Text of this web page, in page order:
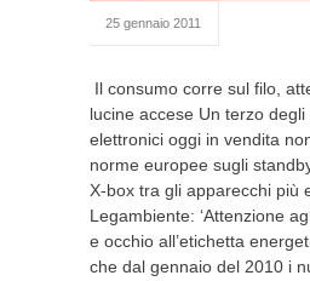
25 gennaio 2011
Il consumo corre sul filo,
lucine accese Un terzo
elettronici oggi in vendita
norme europee sugli
X-box tra gli apparecchi più
Legambiente: ‘Attenzione
e occhio all’etichetta
che dal gennaio del 2010 i